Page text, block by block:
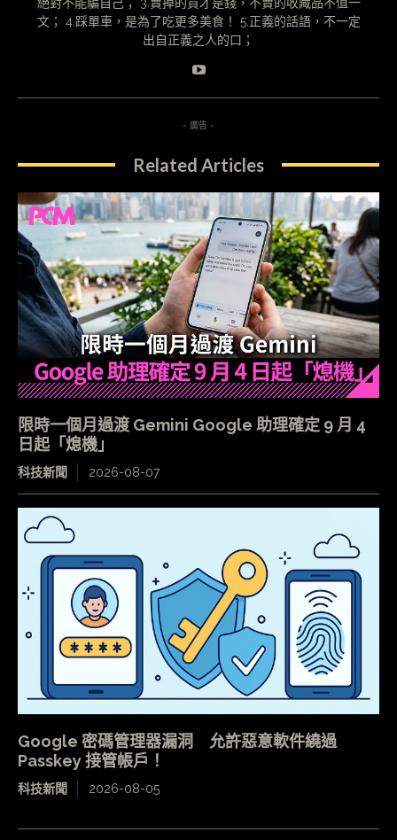
文； 4.踩單車，是為了吃更多美食！ 5.正義的話語，不一定
出自正義之人的口；
- 廣告 -
Related Articles
限時一個月過渡 Gemini Google 助理確定 9 月 4
日起「熄機」
科技新聞 2026-08-07
Google 密碼管理器漏洞 允許惡意軟件繞過
Passkey 接管帳戶！
科技新聞 2026-08-05